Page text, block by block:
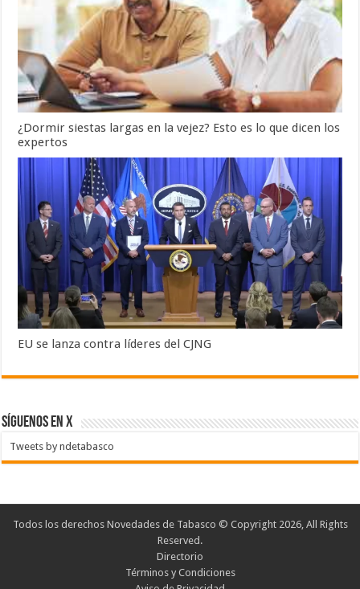
¿Dormir siestas largas en la vejez? Esto es lo que dicen los
expertos
EU se lanza contra líderes del CJNG
SÍGUENOS EN X
Tweets by ndetabasco
Todos los derechos Novedades de Tabasco © Copyright 2026, All Rights
Reserved.
Directorio
Términos y Condiciones